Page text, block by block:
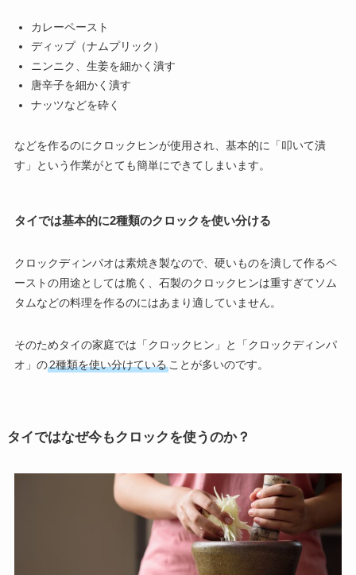
カレーペースト
ディップ（ナムプリック）
ニンニク、生姜を細かく潰す
唐辛子を細かく潰す
ナッツなどを砕く
などを作るのにクロックヒンが使用され、基本的に「叩いて潰
す」という作業がとても簡単にできてしまいます。
タイでは基本的に2種類のクロックを使い分ける
クロックディンパオは素焼き製なので、硬いものを潰して作るペ
ーストの用途としては脆く、石製のクロックヒンは重すぎてソム
タムなどの料理を作るのにはあまり適していません。
そのためタイの家庭では「クロックヒン」と「クロックディンパ
オ」の2種類を使い分けていることが多いのです。
タイではなぜ今もクロックを使うのか？